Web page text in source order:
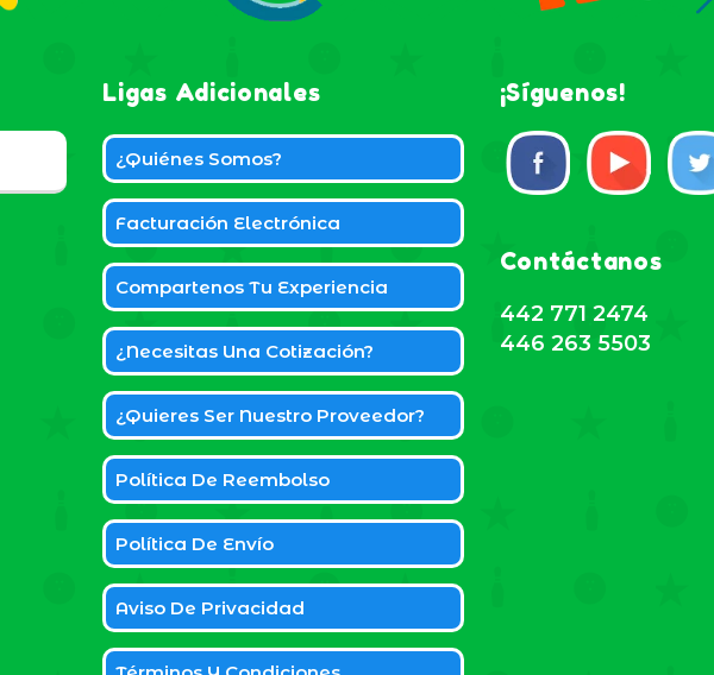
Ligas Adicionales
¿Quiénes Somos?
Facturación Electrónica
Compartenos Tu Experiencia
¿Necesitas Una Cotización?
¿Quieres Ser Nuestro Proveedor?
Política De Reembolso
Política De Envío
Aviso De Privacidad
¡Síguenos!
Contáctanos
442 771 2474
446 263 5503